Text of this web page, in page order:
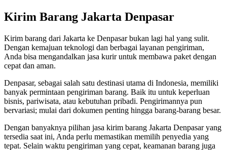
Kirim Barang Jakarta Denpasar
Kirim barang dari Jakarta ke Denpasar bukan lagi hal yang sulit.
Dengan kemajuan teknologi dan berbagai layanan pengiriman,
Anda bisa mengandalkan jasa kurir untuk membawa paket dengan
cepat dan aman.
Denpasar, sebagai salah satu destinasi utama di Indonesia, memiliki
banyak permintaan pengiriman barang. Baik itu untuk keperluan
bisnis, pariwisata, atau kebutuhan pribadi. Pengirimannya pun
bervariasi; mulai dari dokumen penting hingga barang-barang besar.
Dengan banyaknya pilihan jasa kirim barang Jakarta Denpasar yang
tersedia saat ini, Anda perlu memastikan memilih penyedia yang
tepat. Selain waktu pengiriman yang cepat, keamanan barang juga